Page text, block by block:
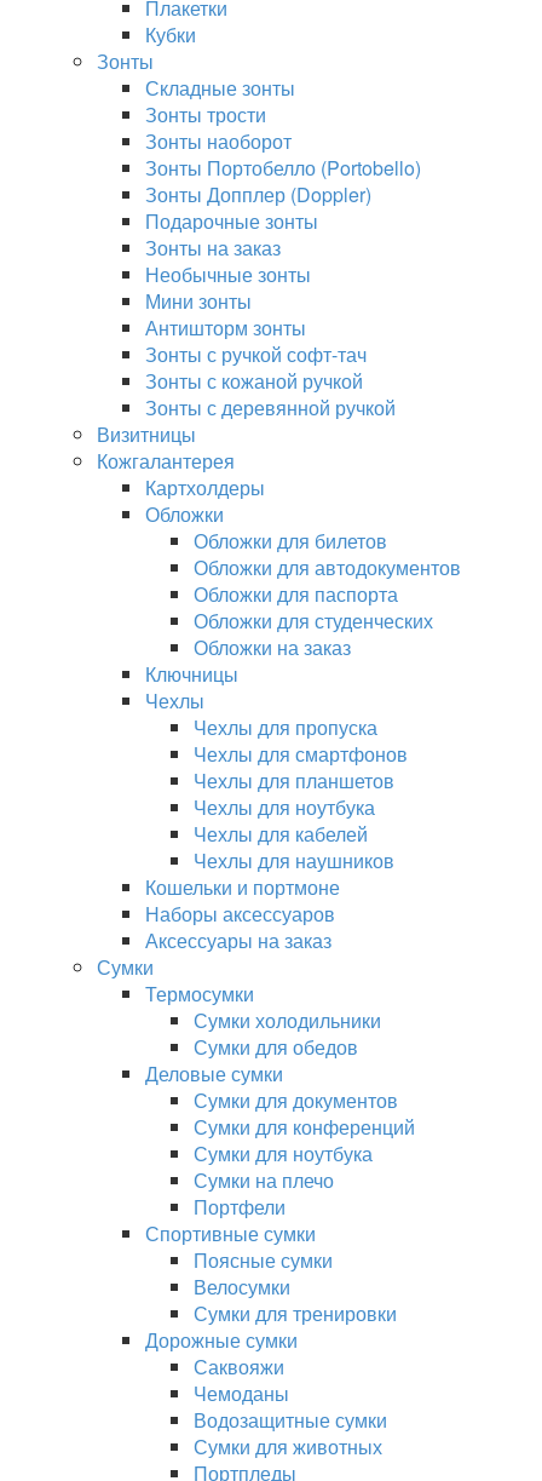
Плакетки
Кубки
Зонты
Складные зонты
Зонты трости
Зонты наоборот
Зонты Портобелло (Portobello)
Зонты Допплер (Doppler)
Подарочные зонты
Зонты на заказ
Необычные зонты
Мини зонты
Антишторм зонты
Зонты с ручкой софт-тач
Зонты с кожаной ручкой
Зонты с деревянной ручкой
Визитницы
Кожгалантерея
Картхолдеры
Обложки
Обложки для билетов
Обложки для автодокументов
Обложки для паспорта
Обложки для студенческих
Обложки на заказ
Ключницы
Чехлы
Чехлы для пропуска
Чехлы для смартфонов
Чехлы для планшетов
Чехлы для ноутбука
Чехлы для кабелей
Чехлы для наушников
Кошельки и портмоне
Наборы аксессуаров
Аксессуары на заказ
Сумки
Термосумки
Сумки холодильники
Сумки для обедов
Деловые сумки
Сумки для документов
Сумки для конференций
Сумки для ноутбука
Сумки на плечо
Портфели
Спортивные сумки
Поясные сумки
Велосумки
Сумки для тренировки
Дорожные сумки
Саквояжи
Чемоданы
Водозащитные сумки
Сумки для животных
Портпледы